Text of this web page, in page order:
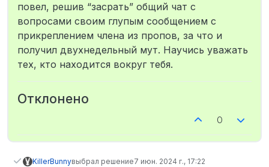
повел, решив “засрать” общий чат с
вопросами своим глупым сообщением с
прикреплением члена из пропов, за что и
получил двухнедельный мут. Научись уважать
тех, кто находится вокруг тебя.
Отклонено
0
KillerBunnyвыбрал решение7 июн. 2024 г., 17:22